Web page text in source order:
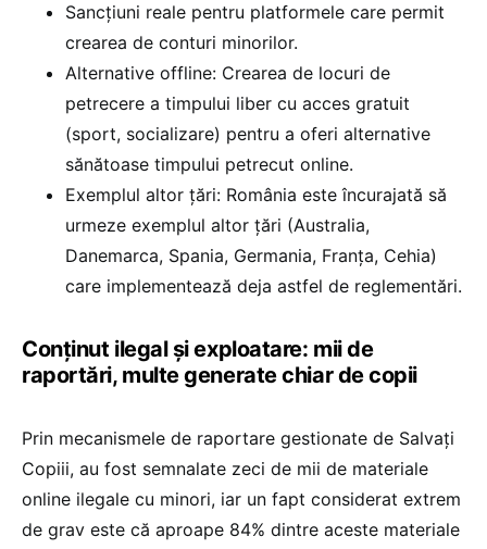
Sancțiuni reale pentru platformele care permit
crearea de conturi minorilor.
Alternative offline: Crearea de locuri de
petrecere a timpului liber cu acces gratuit
(sport, socializare) pentru a oferi alternative
sănătoase timpului petrecut online.
Exemplul altor țări: România este încurajată să
urmeze exemplul altor țări (Australia,
Danemarca, Spania, Germania, Franța, Cehia)
care implementează deja astfel de reglementări.
Conținut ilegal și exploatare: mii de
raportări, multe generate chiar de copii
Prin mecanismele de raportare gestionate de Salvați
Copiii, au fost semnalate zeci de mii de materiale
online ilegale cu minori, iar un fapt considerat extrem
de grav este că aproape 84% dintre aceste materiale